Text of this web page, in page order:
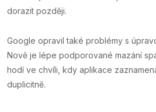
dorazit později.
Google opravil také problémy s
Nově je lépe podporované mazání
hodí ve chvíli, kdy aplikace
duplicitně.